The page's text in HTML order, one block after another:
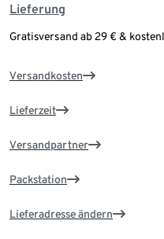
Lieferung
Gratisversand ab 29 € &
Versandkosten
Lieferzeit
Versandpartner
Packstation
Lieferadresse ändern